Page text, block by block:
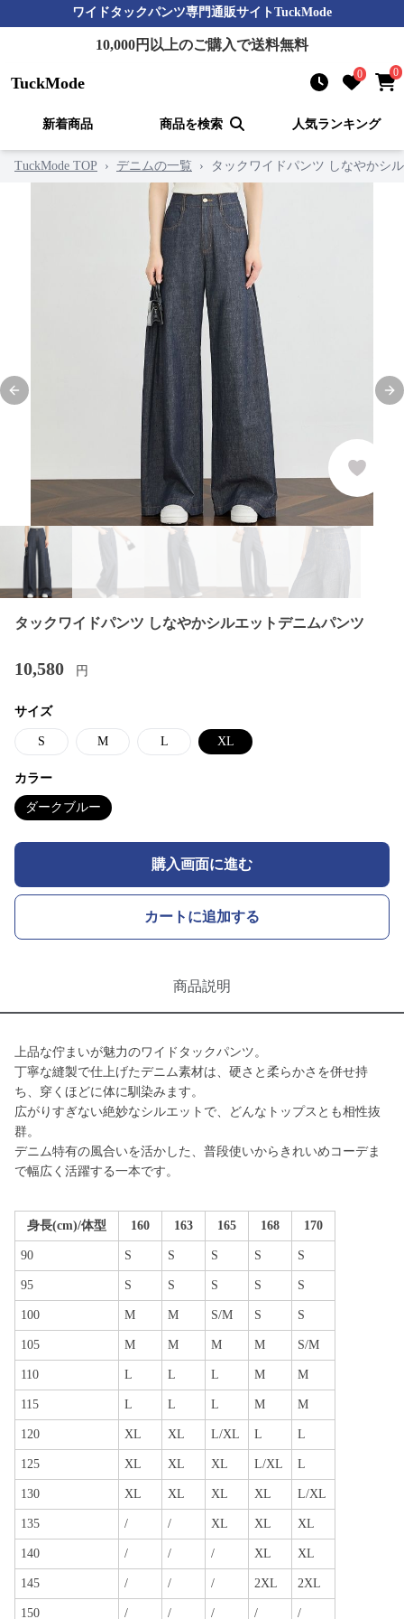
ワイドタックパンツ専門通販サイトTuckMode
10,000円以上のご購入で送料無料
TuckMode 0 0
新着商品 商品を検索 人気ランキング
TuckMode TOP › デニムの一覧 › タックワイドパンツ しなやかシ
Previous slide
タックワイドパンツ しなやかシルエットデニムパンツ
10,580 円
サイズ
S M L XL
カラー
ダークブルー
購入画面に進む
カートに追加する
商品説明
上品な佇まいが魅力のワイドタックパンツ。
丁寧な縫製で仕上げたデニム素材は、硬さと柔らかさを併せ持
ち、穿くほどに体に馴染みます。
広がりすぎない絶妙なシルエットで、どんなトップスとも相性抜
群。
デニム特有の風合いを活かした、普段使いからきれいめコーデま
で幅広く活躍する一本です。
身長(cm)/体型 160 163 165 168 170
90 S S S S S
95 S S S S S
100 M M S/M S S
105 M M M M S/M
110 L L L M M
115 L L L M M
120 XL XL L/XL L L
125 XL XL XL L/XL L
130 XL XL XL XL L/XL
135 / / XL XL XL
140 / / / XL XL
145 / / / 2XL 2XL
150 / / / / /